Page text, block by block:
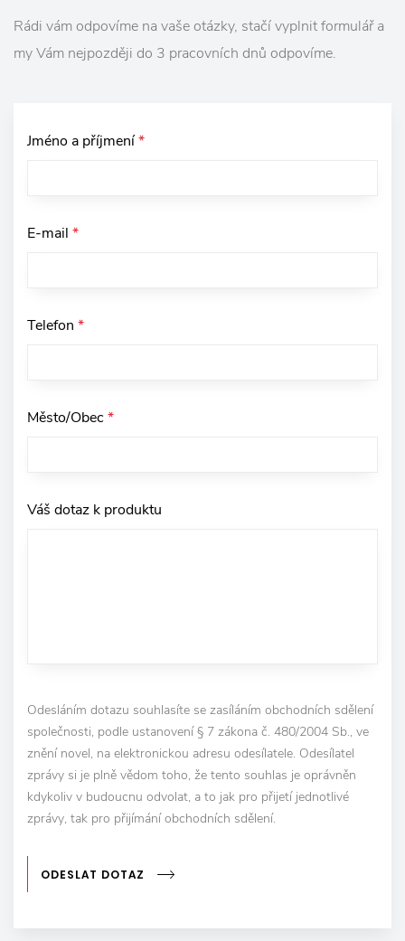
Rádi vám odpovíme na vaše otázky, stačí vyplnit formulář a
my Vám nejpozději do 3 pracovních dnů odpovíme.
Jméno a příjmení*
E-mail *
Telefon *
Město/Obec*
Váš dotaz k produktu
Odesláním dotazu souhlasíte se zasíláním obchodních sdělení
společnosti, podle ustanovení § 7 zákona č. 480/2004 Sb., ve
znění novel, na elektronickou adresu odesílatele. Odesílatel
zprávy si je plně vědom toho, že tento souhlas je oprávněn
kdykoliv v budoucnu odvolat, a to jak pro přijetí jednotlivé
zprávy, tak pro přijímání obchodních sdělení.
ODESLAT DOTAZ